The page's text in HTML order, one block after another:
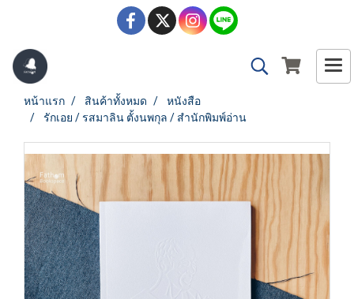
หน้าแรก สินค้าทั้งหมด
หนังสือ
รักเอย / รสมาลิน ตั้งนพกุล / สำนักพิมพ์อ่าน